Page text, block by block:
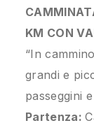
KM CON
“In
grandi e
passeggini
Partenza: